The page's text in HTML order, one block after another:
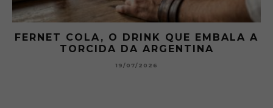
FERNET COLA, O DRINK QUE EMBALA A
TORCIDA DA ARGENTINA
19/07/2026